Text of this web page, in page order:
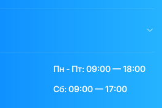
Пн - Пт: 09:00 — 18:00
Сб: 09:00 — 17:00